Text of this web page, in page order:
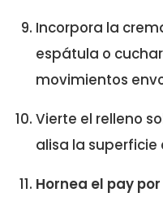
Incorpora la
espátula o
movimientos
Vierte el relleno
alisa la
Hornea el pay